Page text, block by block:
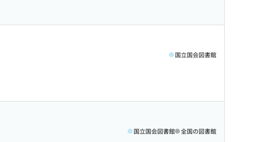
国立国会図書館
国立国会図書館 全国の図書館